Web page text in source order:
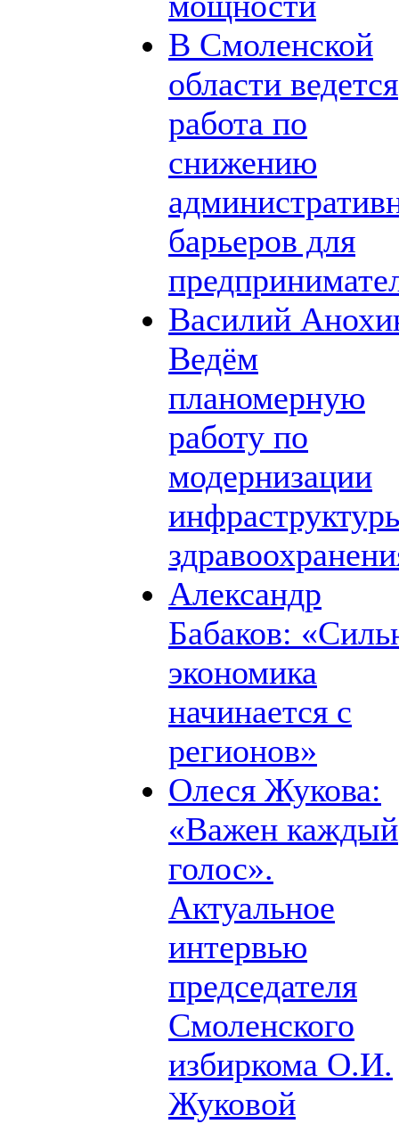
В Смоленской
области ведется
работа по
снижению
барьеров для
Василий
Ведём
планомерную
работу по
модернизации
Александр
Бабаков:
экономика
начинается с
регионов»
Олеся Жукова:
«Важен каждый
голос».
Актуальное
интервью
председателя
Смоленского
избиркома О.И.
Жуковой